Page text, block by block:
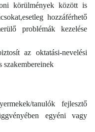
körülmények között is
hozzáférhető
problémák kezelése
az oktatási-nevelési
szakembereinek
tanulók fejlesztő
egyéni vagy